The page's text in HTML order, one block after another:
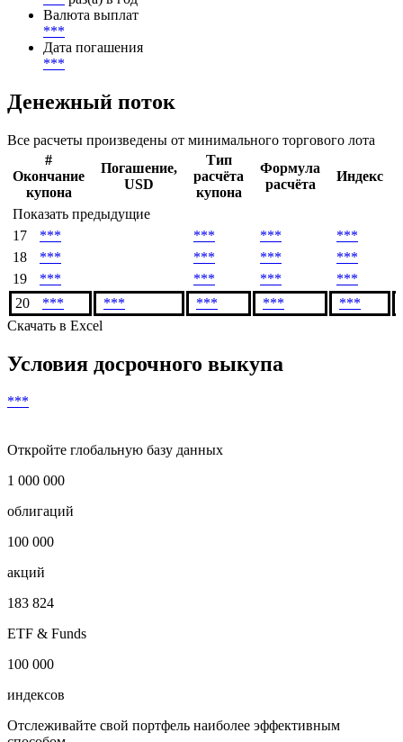
Начало начисления купонов
***
Периодичность выплаты купона
***
Дата погашения
Денежный поток
Все расчеты произведены от минимального торгового лота
#
Окончание
купона
расчёта
купона
Формула
расчёта
Индекс
Показать предыдущие
17
*** *** *** ***
18
*** *** *** ***
20
*** *** *** ***
Откройте глобальную базу данных
1 000 000
облигаций
100 000
акций
183 824
ETF & Funds
100 000